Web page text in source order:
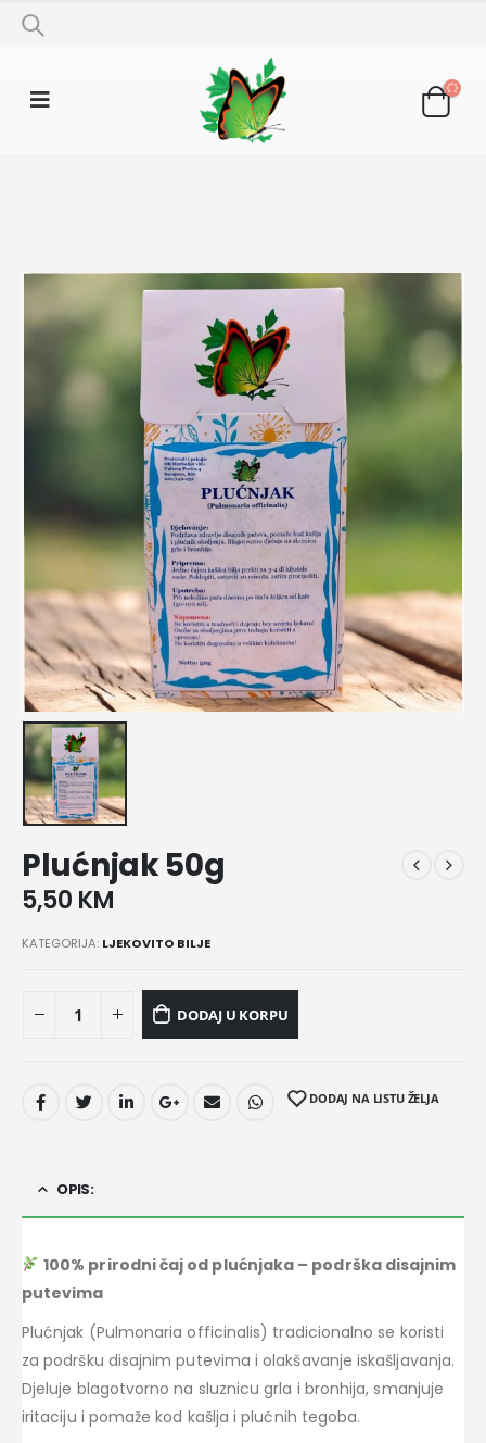
Plućnjak 50g
5,50 KM
KATEGORIJA: LJEKOVITO BILJE
DODAJ U KORPU
DODAJ NA LISTU ŽELJA
OPIS:
100% prirodni čaj od plućnjaka – podrška disajnim
putevima
Plućnjak (Pulmonaria officinalis) tradicionalno se koristi
za podršku disajnim putevima i olakšavanje iskašljavanja.
Djeluje blagotvorno na sluznicu grla i bronhija, smanjuje
iritaciju i pomaže kod kašlja i plućnih tegoba.